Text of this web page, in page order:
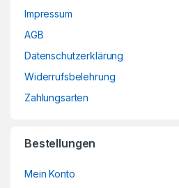
Impressum
AGB
Datenschutzerklärung
Widerrufsbelehrung
Zahlungsarten
Bestellungen
Mein Konto